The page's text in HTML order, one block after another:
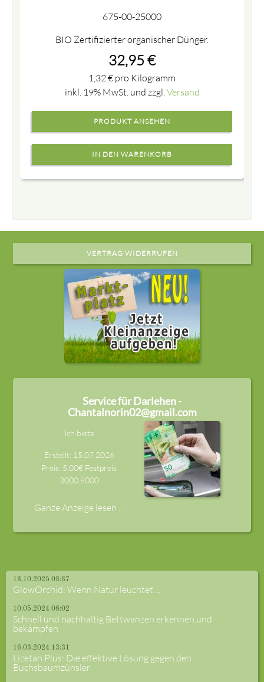
675-00-25000
BIO Zertifizierter organischer Dünger.
32,95 €
1,32€ pro Kilogramm
inkl. 19% MwSt. und zzgl.Versand
PRODUKT ANSEHEN
VERTRAG WIDERRUFEN
Service für Darlehen -
Chantalnorin02@gmail.com
Ich biete
Erstellt: 15.07.2026
Preis: 5,00€ Festpreis
3000 8000
Ganze Anzeige lesen ...
13.10.2025 03:37
GlowOrchid: Wenn Natur leuchtet ...
10.05.2024 08:02
Schnell und nachhaltig Bettwanzen erkennen und
bekämpfen
16.03.2024 13:31
Lizetan Plus: Die effektive Lösung gegen den
Buchsbaumzünsler